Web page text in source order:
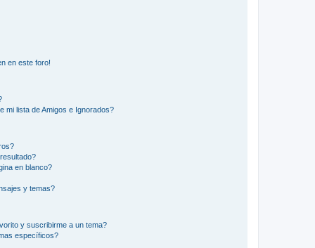
en este foro!
mi lista de Amigos e Ignorados?
en blanco?
y temas?
y suscribirme a un tema?
específicos?